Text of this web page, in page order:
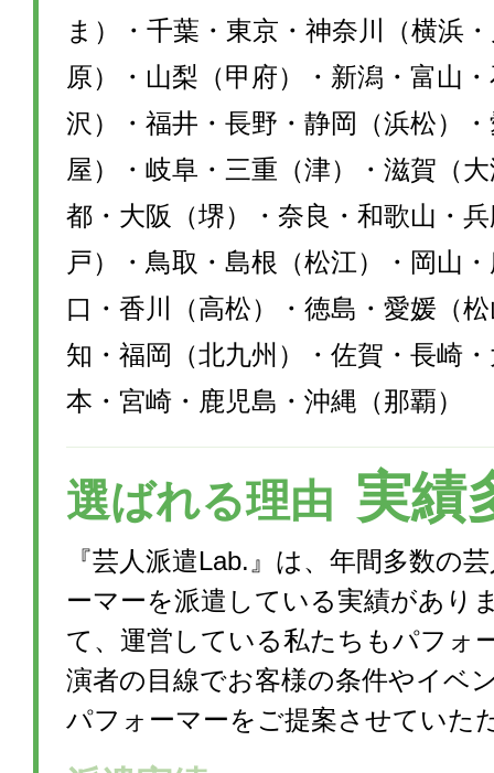
ま）・千葉・東京・神奈川（横浜
原）・山梨（甲府）・新潟・富山
沢）・福井・長野・静岡（浜松）
屋）・岐阜・三重（津）・滋賀（
都・大阪（堺）・奈良・和歌山・
戸）・鳥取・島根（松江）・岡山
口・香川（高松）・徳島・愛媛（
知・福岡（北九州）・佐賀・長崎
本・宮崎・鹿児島・沖縄（那覇）
選ばれる理由 実績
『芸人派遣Lab.』は、年間多数の
ーマーを派遣している実績があり
て、運営している私たちもパフォ
演者の目線でお客様の条件やイベ
パフォーマーをご提案させていた